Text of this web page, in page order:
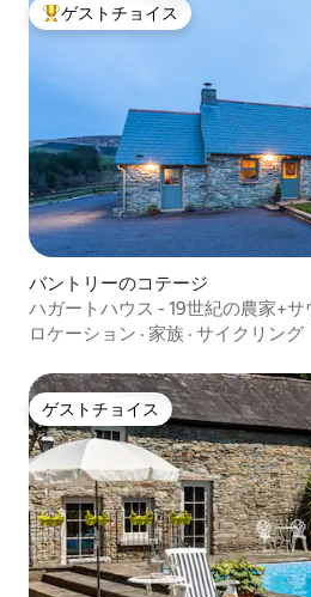
大好評のゲストチョイスです。
ゲストチョイス
バントリーのコテージ
ハガートハウス - 19世紀の農家+
ロケーション · 家族 · サイクリング
ゲストチョイス
ゲストチョイス